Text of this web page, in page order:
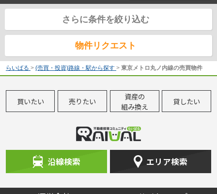
さらに条件を絞り込む
物件リクエスト
らいばる > (売買・投資)路線・駅から探す > 東京メトロ丸ノ内線の売買物件
買いたい 売りたい
資産の
組み換え
貸したい
沿線検索 エリア検索